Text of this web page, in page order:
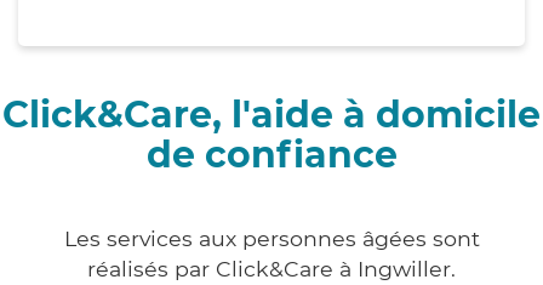
Click&Care, l'aide à domicile
de confiance
Les services aux personnes âgées sont
réalisés par Click&Care à Ingwiller.